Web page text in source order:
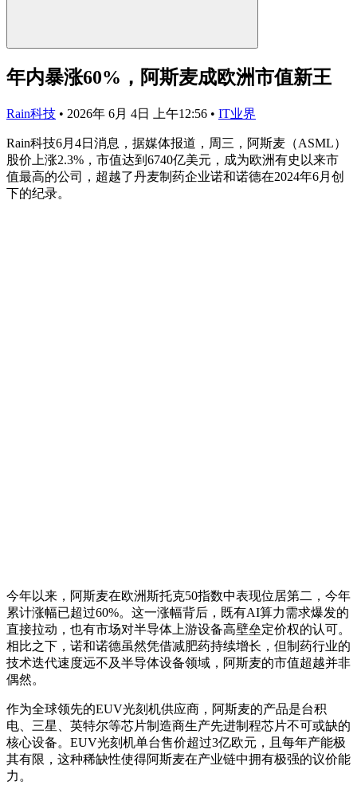
年内暴涨60%，阿斯麦成欧洲市值新王
Rain科技 • 2026年 6月 4日 上午12:56 • IT业界
Rain科技6月4日消息，据媒体报道，周三，阿斯麦（ASML）
股价上涨2.3%，市值达到6740亿美元，成为欧洲有史以来市
值最高的公司，超越了丹麦制药企业诺和诺德在2024年6月创
下的纪录。
今年以来，阿斯麦在欧洲斯托克50指数中表现位居第二，今年
累计涨幅已超过60%。这一涨幅背后，既有AI算力需求爆发的
直接拉动，也有市场对半导体上游设备高壁垒定价权的认可。
相比之下，诺和诺德虽然凭借减肥药持续增长，但制药行业的
技术迭代速度远不及半导体设备领域，阿斯麦的市值超越并非
偶然。
作为全球领先的EUV光刻机供应商，阿斯麦的产品是台积
电、三星、英特尔等芯片制造商生产先进制程芯片不可或缺的
核心设备。EUV光刻机单台售价超过3亿欧元，且每年产能极
其有限，这种稀缺性使得阿斯麦在产业链中拥有极强的议价能
力。